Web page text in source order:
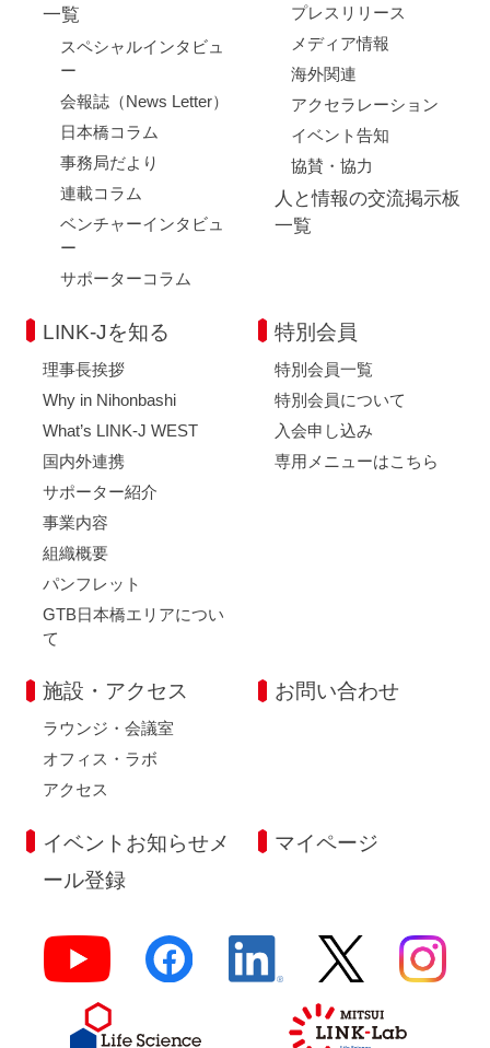
一覧
スペシャルインタビュ
ー
会報誌（News Letter）
日本橋コラム
事務局だより
連載コラム
ベンチャーインタビュ
ー
サポーターコラム
プレスリリース
メディア情報
海外関連
アクセラレーション
イベント告知
協賛・協力
人と情報の交流掲示板
一覧
LINK-Jを知る
理事長挨拶
Why in Nihonbashi
What’s LINK-J WEST
国内外連携
サポーター紹介
事業内容
組織概要
パンフレット
GTB日本橋エリアについ
て
特別会員
特別会員一覧
特別会員について
入会申し込み
専用メニューはこちら
施設・アクセス
ラウンジ・会議室
オフィス・ラボ
アクセス
お問い合わせ
イベントお知らせメ
ール登録
マイページ